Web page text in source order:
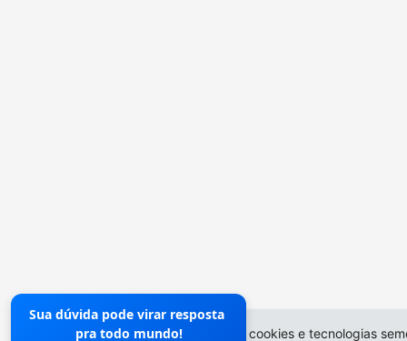
O site da Prefeitura não utiliza cookies e tecnologias
Sua dúvida pode virar resposta
pra todo mundo!